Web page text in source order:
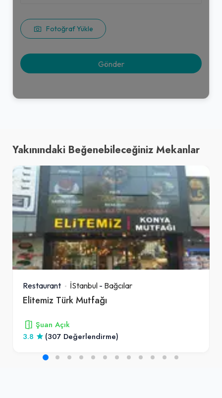
Fotoğraf Yükle
Yakınındaki Beğenebileceğiniz Mekanlar
Restaurant İStanbul - Bağcılar
Elitemiz Türk Mutfağı
Şuan Açık
3.8
(307 Değerlendirme)